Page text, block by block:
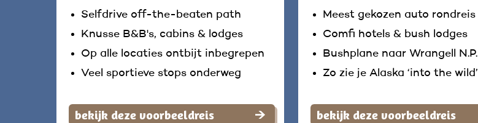
Selfdrive off-the-beaten path
Knusse B&B's, cabins & lodges
Op alle locaties ontbijt inbegrepen
Veel sportieve stops onderweg
bekijk deze voorbeeldreis
Meest gekozen auto rondreis
Comfi hotels & bush lodges
Bushplane naar Wrangell N.P.
Zo zie je Alaska ‘into the wild’
bekijk deze voorbeeldreis